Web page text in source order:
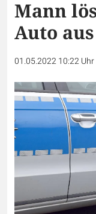
Mann
Auto aus
01.05.2022 10:22 Uhr